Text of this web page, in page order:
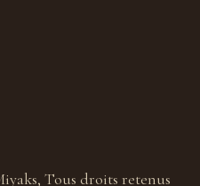
Tous droits retenus